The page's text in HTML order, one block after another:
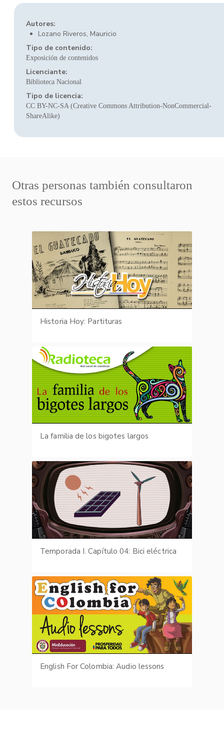
Autores:
Lozano Riveros, Mauricio
Tipo de contenido:
Exposición de contenidos
Licenciante:
Biblioteca Nacional
Tipo de licencia:
CC BY-NC-SA (Creative Commons Attribution-NonCommercial-
ShareAlike)
Otras personas también consultaron
estos recursos
Historia Hoy: Partituras
La familia de los bigotes largos
Temporada I. Capítulo 04: Bici eléctrica
English For Colombia: Audio lessons